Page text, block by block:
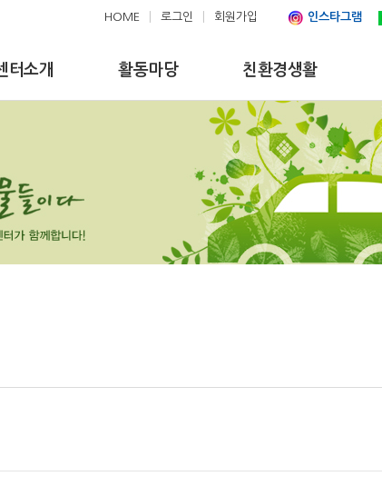
HOME 로그인 회원가입 인스타그램
터소개 활동마당 친환경생활